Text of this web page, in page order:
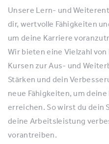
Unsere Lern- und
dir, wertvolle Fähigkeiten
um deine Karriere
Wir bieten eine Vielzahl
Kursen zur Aus- und
Stärken und dein
neue Fähigkeiten, um
erreichen. So wirst du dein
deine Arbeitsleistung
vorantreiben.